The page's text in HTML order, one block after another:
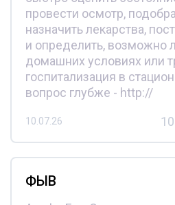
провести осмотр,
назначить лекарства,
и определить, возможно
домашних условиях или
госпитализация в
вопрос глубже - http://
10.07.26
ФЫВ